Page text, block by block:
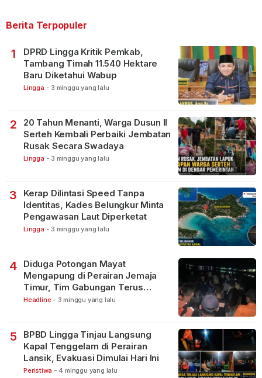
Berita Terpopuler
1
DPRD Lingga Kritik Pemkab,
Tambang Timah 11.540 Hektare
Baru Diketahui Wabup
Lingga - 3 minggu yang lalu
2
20 Tahun Menanti, Warga Dusun II
Serteh Kembali Perbaiki Jembatan
Rusak Secara Swadaya
Lingga - 3 minggu yang lalu
3
Kerap Dilintasi Speed Tanpa
Identitas, Kades Belungkur Minta
Pengawasan Laut Diperketat
Lingga - 3 minggu yang lalu
4
Diduga Potongan Mayat
Mengapung di Perairan Jemaja
Timur, Tim Gabungan Terus
Lakukan Pencarian
Headline - 3 minggu yang lalu
5
BPBD Lingga Tinjau Langsung
Kapal Tenggelam di Perairan
Lansik, Evakuasi Dimulai Hari Ini
Peristiwa - 4 minggu yang lalu